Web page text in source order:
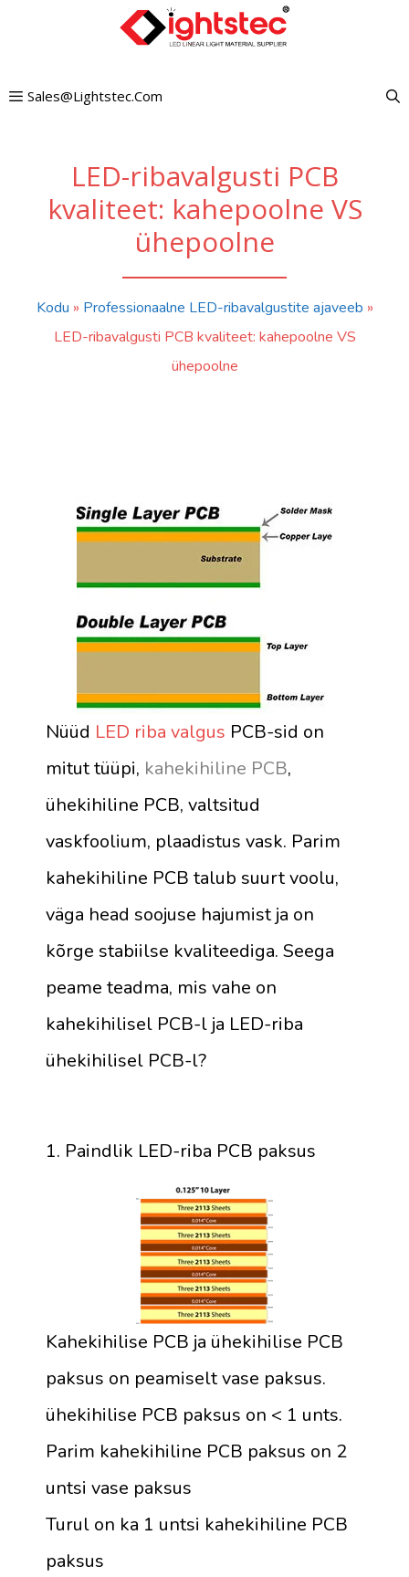
Sales@lightstec.com
LED-ribavalgusti PCB
kvaliteet: kahepoolne VS
ühepoolne
Kodu » Professionaalne LED-ribavalgustite ajaveeb »
LED-ribavalgusti PCB kvaliteet: kahepoolne VS
ühepoolne
Nüüd LED riba valgus PCB-sid on
mitut tüüpi, kahekihiline PCB,
ühekihiline PCB, valtsitud
vaskfoolium, plaadistus vask. Parim
kahekihiline PCB talub suurt voolu,
väga head soojuse hajumist ja on
kõrge stabiilse kvaliteediga. Seega
peame teadma, mis vahe on
kahekihilisel PCB-l ja LED-riba
ühekihilisel PCB-l?
1. Paindlik LED-riba PCB paksus
Kahekihilise PCB ja ühekihilise PCB
paksus on peamiselt vase paksus.
ühekihilise PCB paksus on < 1 unts.
Parim kahekihiline PCB paksus on 2
untsi vase paksus
Turul on ka 1 untsi kahekihiline PCB
paksus